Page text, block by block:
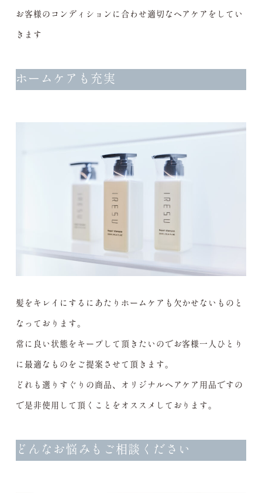
お客様のコンディションに合わせ適切なヘアケアをしてい
きます
ホームケアも充実
髪をキレイにするにあたりホームケアも欠かせないものと
なっております。
常に良い状態をキープして頂きたいのでお客様一人ひとり
に最適なものをご提案させて頂きます。
どれも選りすぐりの商品、オリジナルヘアケア用品ですの
で是非使用して頂くことをオススメしております。
どんなお悩みもご相談ください